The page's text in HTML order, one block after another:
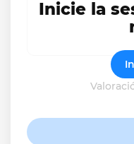
Inicie la